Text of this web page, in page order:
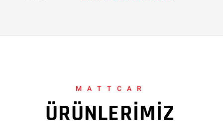
MATTCAR
ÜRÜNLERİMİZ